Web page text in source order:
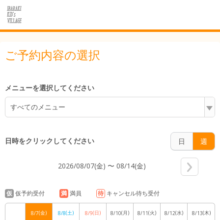
ご予約内容の選択
メニューを選択してください
すべてのメニュー
日時をクリックしてください 日 週
2026/08/07(金) 〜 08/14(金)
仮 仮予約受付 満 満員 待 キャンセル待ち受付
8/7(金) 8/8(土) 8/9(日) 8/10(月) 8/11(火) 8/12(水) 8/13(木)
5:00